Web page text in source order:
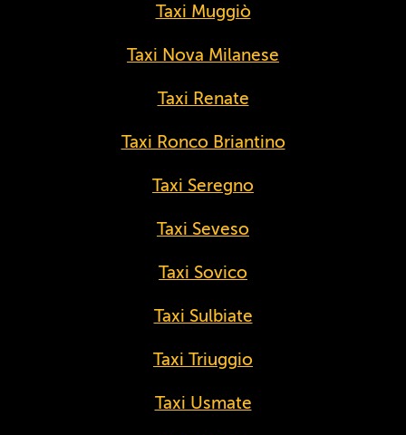
Taxi Muggiò
Taxi Nova Milanese
Taxi Renate
Taxi Ronco Briantino
Taxi Seregno
Taxi Seveso
Taxi Sovico
Taxi Sulbiate
Taxi Triuggio
Taxi Usmate